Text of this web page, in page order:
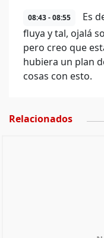
08:43 - 08:55
Es
fluya y tal, ojalá
pero creo que
hubiera un plan
cosas con esto.
Relacionados